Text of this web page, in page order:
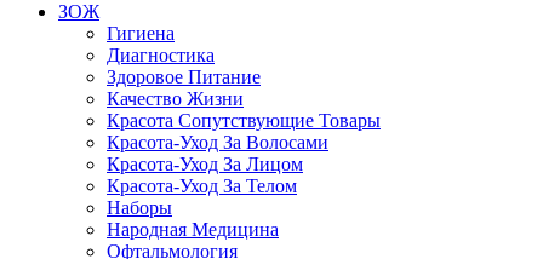
ЗОЖ
Гигиена
Диагностика
Здоровое Питание
Качество Жизни
Красота Сопутствующие Товары
Красота-Уход За Волосами
Красота-Уход За Лицом
Красота-Уход За Телом
Наборы
Народная Медицина
Офтальмология